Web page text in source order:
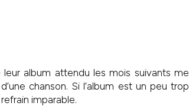
album attendu les mois suivants me
chanson. Si l’album est un peu trop
imparable.